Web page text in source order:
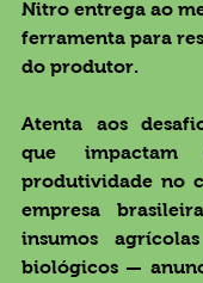
Nitro entrega ao
ferramenta para
do produtor.
Atenta aos
que impactam
produtividade no
empresa
insumos
biológicos —